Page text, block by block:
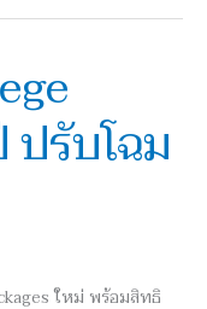
ปรับโฉม
ใหม่ พร้อมสิทธิ